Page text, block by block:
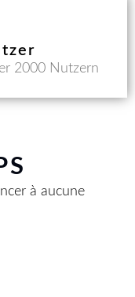
2000 Nutzern
à aucune